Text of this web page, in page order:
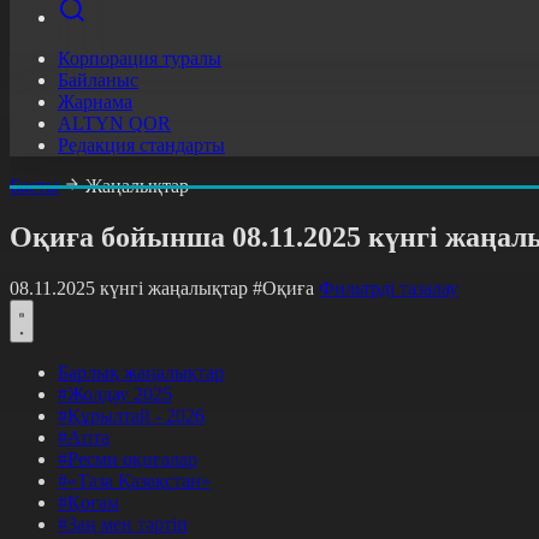
Корпорация туралы
Байланыс
Жарнама
ALTYN QOR
Редакция стандарты
Басты
Жаңалықтар
Оқиға бойынша 08.11.2025 күнгі
08.11.2025 күнгі жаңалықтар #Оқиға Фильтрді тазалау
Барлық жаңалықтар
#Жолдау 2025
#Құрылтай - 2026
#Апта
#Ресми оқиғалар
#«Таза Қазақстан»
#Қоғам
#Заң мен тәртіп